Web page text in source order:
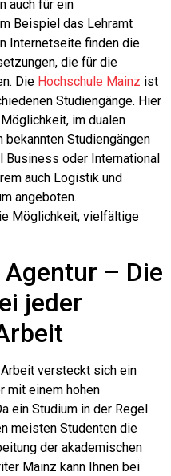
auch für ein
Beispiel das Lehramt
Internetseite finden die
die für die
Die Hochschule Mainz ist
Studiengänge. Hier
im dualen
Studiengängen
oder International
auch Logistik und
angeboten.
Möglichkeit, vielfältige
– Die
jeder
versteckt sich ein
mit einem hohen
ein Studium in der Regel
meisten Studenten die
der akademischen
Mainz kann Ihnen bei